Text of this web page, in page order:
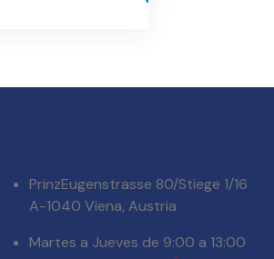
PrinzEugenstrasse 80/Stiege 1/16
A-1040 Viena, Austria
Martes a Jueves de 9:00 a 13:00